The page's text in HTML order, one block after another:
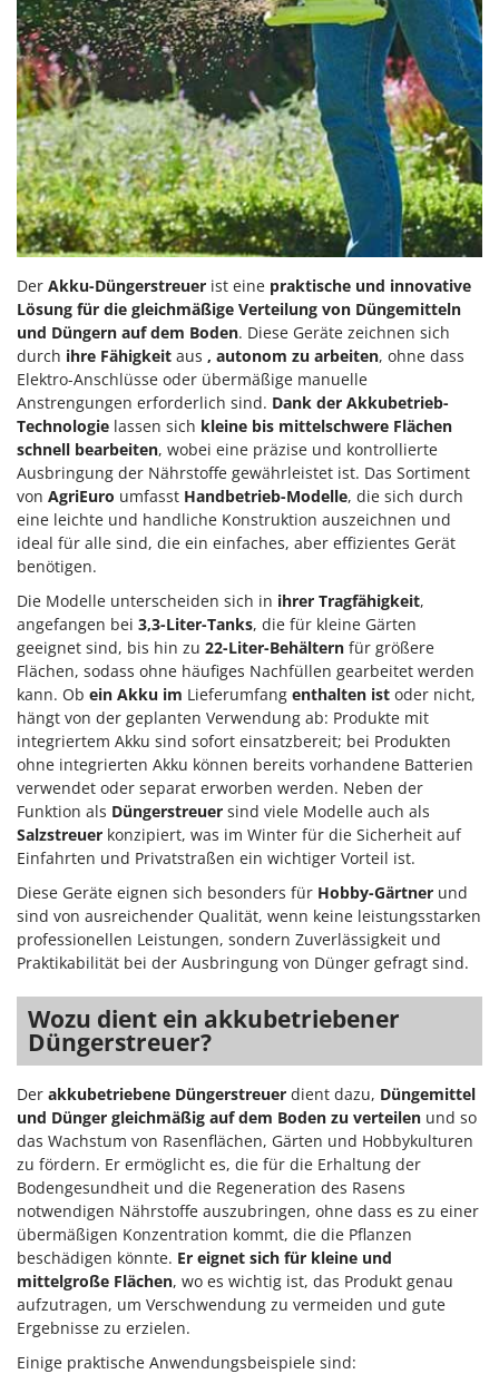
Rührtöpfe mit Elektrischem Rührwerk
Rupfmaschinen
S
Sämaschinen und Düngerstreuer
Scheibenpflüge
Schneefräsen
Schneeräumer
Schwader für Traktoren
Schweißgeräte
Seilwinden - Motorseilwinden
Sichelmähwerke für Traktoren
Sichelmulcher für Traktoren
Sortierer für Oliven
Sprühgeräte für Pflanzenbehandlung
Stäubegeräte für Traktor
Staubsauger - Elektrobesen
T
Teppichreiniger und Teppichbodenreiniger
Thermische und mechanische Unkrautbrenner
Tomatenpressen
Tragbare Powerstationen
Traktor-Heckenscheren mit Ausleger
U
Umfüllpumpen
Umkehrfräsen
V
Vakuumiergeräte
Vertikutierer
Vogelscheuchen - Vogelabwehr
W
Wasserpumpen
Wasserpumpen für Traktoren
Wein- und Obstpressen
Wein- und Ölschichtenfilter
Weitere Produkte
Wiesenwalzen für Traktor
Wippsägen
Wurstfüller
Z
Zerstäuber
GreenBay
Greenworks
GRIFO
GVS
GYS
H
Hailo
Helvi
Henx
HiKOKI
Honda
I
Idromatic
Il-Tec
Imperia
Infaco
Intec
Intex
Iseki
Italyco
ITM
J JOLLY ITALIA
K
KAAZ
Karcher
Kemper
Kenwood
KitchenAid
Komo
L
Laica
Lampacrescia - MGM
Landxcape
LAR Casalinghi
Lavor
Linea VZ
Lisam
Der Akku-Düngerstreuer ist eine praktische und innovative
Lösung für die gleichmäßige Verteilung von Düngemitteln
und Düngern auf dem Boden. Diese Geräte zeichnen sich
durch ihre Fähigkeit aus , autonom zu arbeiten, ohne dass
Elektro-Anschlüsse oder übermäßige manuelle
Anstrengungen erforderlich sind. Dank der Akkubetrieb-
Technologie lassen sich kleine bis mittelschwere Flächen
schnell bearbeiten, wobei eine präzise und kontrollierte
Ausbringung der Nährstoffe gewährleistet ist. Das Sortiment
von AgriEuro umfasst Handbetrieb-Modelle, die sich durch
eine leichte und handliche Konstruktion auszeichnen und
ideal für alle sind, die ein einfaches, aber effizientes Gerät
benötigen.
Die Modelle unterscheiden sich in ihrer Tragfähigkeit,
angefangen bei 3,3-Liter-Tanks, die für kleine Gärten
geeignet sind, bis hin zu 22-Liter-Behältern für größere
Flächen, sodass ohne häufiges Nachfüllen gearbeitet werden
kann. Ob ein Akku im Lieferumfang enthalten ist oder nicht,
hängt von der geplanten Verwendung ab: Produkte mit
integriertem Akku sind sofort einsatzbereit; bei Produkten
ohne integrierten Akku können bereits vorhandene Batterien
verwendet oder separat erworben werden. Neben der
Funktion als Düngerstreuer sind viele Modelle auch als
Salzstreuer konzipiert, was im Winter für die Sicherheit auf
Einfahrten und Privatstraßen ein wichtiger Vorteil ist.
Diese Geräte eignen sich besonders für Hobby-Gärtner und
sind von ausreichender Qualität, wenn keine leistungsstarken
professionellen Leistungen, sondern Zuverlässigkeit und
Praktikabilität bei der Ausbringung von Dünger gefragt sind.
Wozu dient ein akkubetriebener
Düngerstreuer?
Der akkubetriebene Düngerstreuer dient dazu, Düngemittel
und Dünger gleichmäßig auf dem Boden zu verteilen und so
das Wachstum von Rasenflächen, Gärten und Hobbykulturen
zu fördern. Er ermöglicht es, die für die Erhaltung der
Bodengesundheit und die Regeneration des Rasens
notwendigen Nährstoffe auszubringen, ohne dass es zu einer
übermäßigen Konzentration kommt, die die Pflanzen
beschädigen könnte. Er eignet sich für kleine und
mittelgroße Flächen, wo es wichtig ist, das Produkt genau
aufzutragen, um Verschwendung zu vermeiden und gute
Ergebnisse zu erzielen.
Einige praktische Anwendungsbeispiele sind: